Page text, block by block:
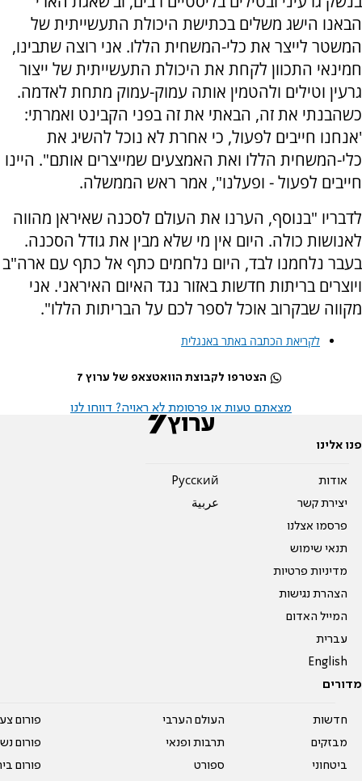
הבאנו הישג משלים בכתישת היכולת התעשייתית של
המשטר לייצר את כלי-המשחית הללו. אני רוצה שתבינו,
חמינאי התכוון לקחת את היכולת התעשייתית של ייצור
גרעין וטילים ולהטמין אותה עמוק-עמוק מתחת לאדמה.
כשהבנתי את זה, הבאתי את זה בפני הקבינט ואמרתי:
'אנחנו חייבים לפעול, כי אחרת לא נוכל להשיג את
כלי-המשחית הללו ואת האמצעים שמייצרים אותם". היינו
חייבים לפעול - ופעלנו", אמר ראש הממשלה.
לדבריו "בנוסף, הערנו את העולם לסכנה שאיראן מהווה
לאנושות כולה. היום אין מי שלא מבין את גודל הסכנה.
בעבר נלחמנו לבד, היום נלחמים כתף אל כתף עם ארה"ב
ויוצרים בריתות חדשות באזור נגד האיום האיראני. אני
מקווה שבקרוב אוכל לספר לכם על הבריתות הללו".
לקריאת הכתבה באתר באנגלית
הצטרפו לקבוצת הוואטצאפ של ערוץ 7
מצאתם טעות או פרסומת לא ראויה? דווחו לנו
פנו אלינו
אודות
יצירת קשר
פרסמו אצלנו
תנאי שימוש
מדיניות פרטיות
הצהרת נגישות
המייל האדום
עברית
English
Pусский
عربية
מדורים
חדשות
מבזקים
ביטחוני
העולם הערבי
תרבות ופנאי
ספורט
פורום
פורום
פורום